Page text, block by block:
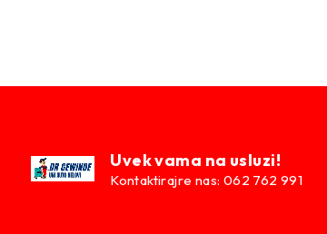
Uvek vama na usluzi!
Kontaktirajre nas: 062 762 991